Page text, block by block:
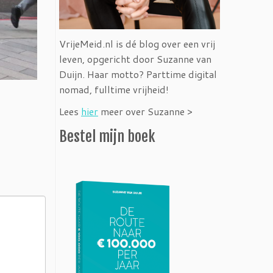
VrijeMeid.nl is dé blog over een vrij
leven, opgericht door Suzanne van
Duijn. Haar motto? Parttime digital
nomad, fulltime vrijheid!
Lees hier meer over Suzanne >
Bestel mijn boek